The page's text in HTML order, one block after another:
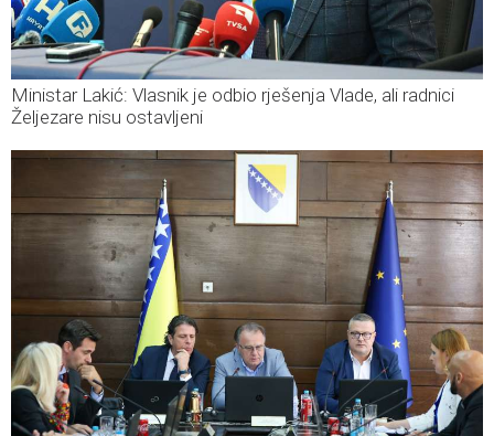
Ministar Lakić: Vlasnik je odbio rješenja Vlade, ali radnici
Željezare nisu ostavljeni